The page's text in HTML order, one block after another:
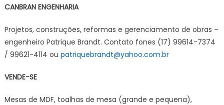
CANBRAN ENGENHARIA
Projetos, construções, reformas e gerenciamento de obras –
engenheiro Patrique Brandt. Contato fones (17) 99614-7374
/ 99621-4114 ou patriquebrandt@yahoo.com.br
VENDE-SE
Mesas de MDF, toalhas de mesa (grande e pequena),